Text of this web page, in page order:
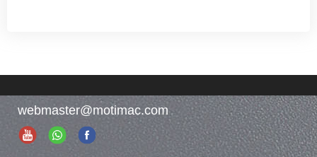
webmaster@motimac.com